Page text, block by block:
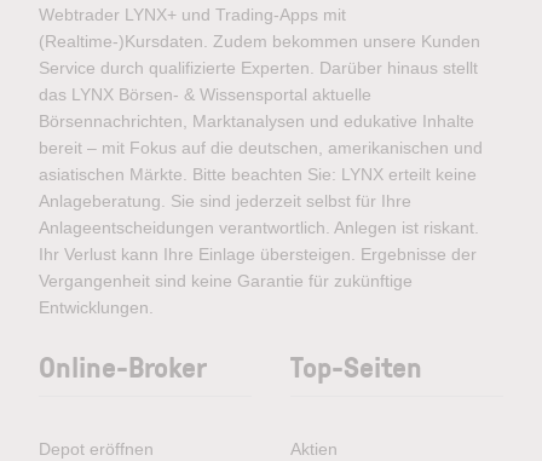
Webtrader LYNX+ und Trading-Apps mit
(Realtime-)Kursdaten. Zudem bekommen unsere Kunden
Service durch qualifizierte Experten. Darüber hinaus stellt
das LYNX Börsen- & Wissensportal aktuelle
Börsennachrichten, Marktanalysen und edukative Inhalte
bereit – mit Fokus auf die deutschen, amerikanischen und
asiatischen Märkte. Bitte beachten Sie: LYNX erteilt keine
Anlageberatung. Sie sind jederzeit selbst für Ihre
Anlageentscheidungen verantwortlich. Anlegen ist riskant.
Ihr Verlust kann Ihre Einlage übersteigen. Ergebnisse der
Vergangenheit sind keine Garantie für zukünftige
Entwicklungen.
Online-Broker
Depot eröffnen
Top-Seiten
Aktien